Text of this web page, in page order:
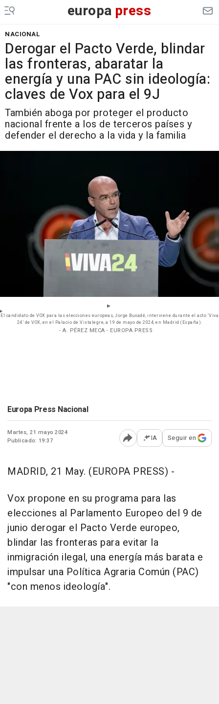
europa press
NACIONAL
Derogar el Pacto Verde, blindar
las fronteras, abaratar la
energía y una PAC sin ideología:
claves de Vox para el 9J
También aboga por proteger el producto
nacional frente a los de terceros países y
defender el derecho a la vida y la familia
El candidato de VOX para las elecciones europeas, Jorge Buxadé, interviene durante el acto ‘Viva
24’ de VOX, en el Palacio de Vistalegre, a 19 de mayo de 2024, en Madrid (España).
- A. PÉREZ MECA - EUROPA PRESS
Europa Press Nacional
Martes, 21 mayo 2024
Publicado: 19:37
Abrir opciones para
IA Seguir en
MADRID, 21 May. (EUROPA PRESS) -
Vox propone en su programa para las
elecciones al Parlamento Europeo del 9 de
junio derogar el Pacto Verde europeo,
blindar las fronteras para evitar la
inmigración ilegal, una energía más barata e
impulsar una Política Agraria Común (PAC)
"con menos ideología".